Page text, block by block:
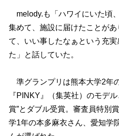
melody.も「ハワイにいた頃
集めて、施設に届けたことがあ
て、いい事したなぁという充
た」と話していた。
準グランプリは熊本大学2年
『PINKY』（集英社）のモデ
賞”とダブル受賞。審査員特別
学1年の本多麻衣さん、愛知学